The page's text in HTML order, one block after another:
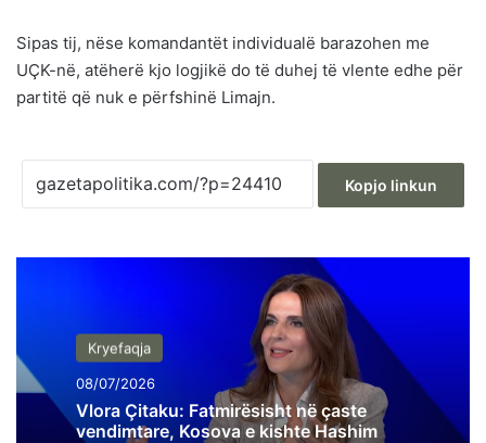
Sipas tij, nëse komandantët individualë barazohen me
UÇK-në, atëherë kjo logjikë do të duhej të vlente edhe për
partitë që nuk e përfshinë Limajn.
Kopjo linkun
Kryefaqja
08/07/2026
Vlora Çitaku: Fatmirësisht në çaste
vendimtare, Kosova e kishte Hashim